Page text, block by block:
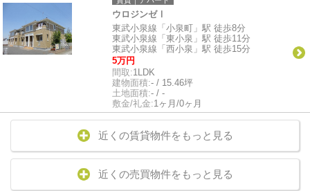
ウロジンゼⅠ
東武小泉線「小泉町」駅 徒歩8分
東武小泉線「東小泉」駅 徒歩11分
東武小泉線「西小泉」駅 徒歩15分
5万円
間取:1LDK
建物面積:- / 15.46坪
土地面積:- / -
敷金/礼金:1ヶ月/0ヶ月
近くの賃貸物件をもっと見る
近くの売買物件をもっと見る